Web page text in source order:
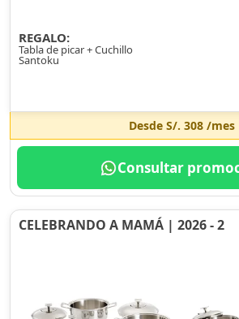
REGALO:
Tabla de picar + Cuchillo
Santoku
Desde S/. 308/mes
Consultar
CELEBRANDO A MAMÁ | 2026 - 2